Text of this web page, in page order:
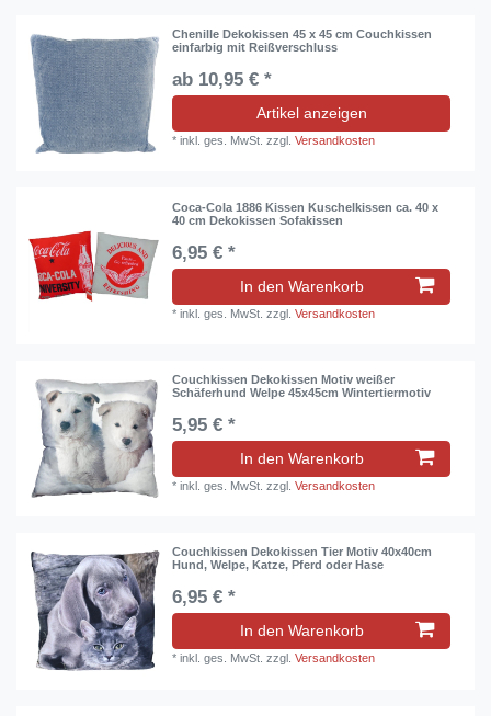
Chenille Dekokissen 45 x 45 cm Couchkissen
einfarbig mit Reißverschluss
ab 10,95 € *
Artikel anzeigen
*inkl. ges. MwSt. zzgl.Versandkosten
Coca-Cola 1886 Kissen Kuschelkissen ca. 40 x
40 cm Dekokissen Sofakissen
6,95 € *
In den Warenkorb
*inkl. ges. MwSt. zzgl.Versandkosten
Couchkissen Dekokissen Motiv weißer
Schäferhund Welpe 45x45cm Wintertiermotiv
5,95 € *
In den Warenkorb
*inkl. ges. MwSt. zzgl.Versandkosten
Couchkissen Dekokissen Tier Motiv 40x40cm
Hund, Welpe, Katze, Pferd oder Hase
6,95 € *
In den Warenkorb
*inkl. ges. MwSt. zzgl.Versandkosten